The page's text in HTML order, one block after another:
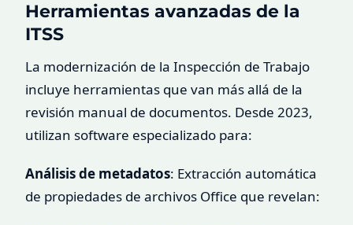
Herramientas avanzadas de la
ITSS
La modernización de la Inspección de Trabajo
incluye herramientas que van más allá de la
revisión manual de documentos. Desde 2023,
utilizan software especializado para:
Análisis de metadatos: Extracción automática
de propiedades de archivos Office que revelan: